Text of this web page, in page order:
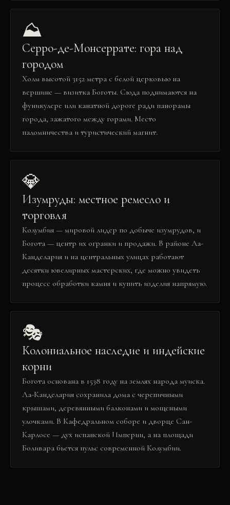
⛰️
Серро-де-Монсеррате: гора над
городом
Холм высотой 3152 метра с белой церковью на
вершине — визитка Боготы. Сюда поднимаются на
фуникулере или канатной дороге ради панорамы
города, зажатого между горами. Место
паломничества и туристический магнит.
💎
Изумруды: местное ремесло и
торговля
Колумбия — мировой лидер по добыче изумрудов, и
Богота — центр их огранки и продажи. В районе Ла-
Канделария и на центральных улицах работают
десятки ювелирных мастерских, где можно увидеть
процесс обработки камня и купить изделия напрямую.
🎭
Колониальное наследие и индейские
корни
Богота основана в 1538 году на землях народа муиска.
Ла-Канделария сохранила дома с черепичными
крышами, деревянными балконами и мощеными
улочками. В Кафедральном соборе и дворце Сан-
Карлосе — дух испанской Империи, а на площади
Боливара бьется пульс современной Колумбии.